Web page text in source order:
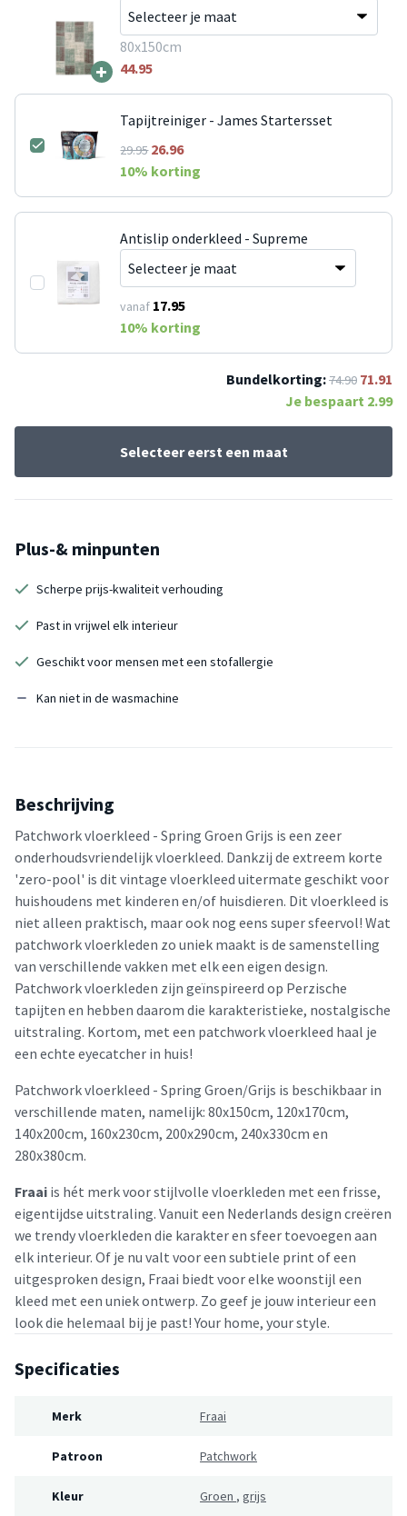
+
80x150cm
44.95
Tapijtreiniger - James Startersset
29.9526.96
10% korting
Antislip onderkleed - Supreme
vanaf 17.95
10% korting
Bundelkorting:74.90 71.91
Je bespaart 2.99
Selecteer eerst een maat
Plus-& minpunten
Scherpe prijs-kwaliteit verhouding
Past in vrijwel elk interieur
Geschikt voor mensen met een stofallergie
Kan niet in de wasmachine
Beschrijving
Patchwork vloerkleed - Spring Groen Grijs is een zeer
onderhoudsvriendelijk vloerkleed. Dankzij de extreem korte
'zero-pool' is dit vintage vloerkleed uitermate geschikt voor
huishoudens met kinderen en/of huisdieren. Dit vloerkleed is
niet alleen praktisch, maar ook nog eens super sfeervol! Wat
patchwork vloerkleden zo uniek maakt is de samenstelling
van verschillende vakken met elk een eigen design.
Patchwork vloerkleden zijn geïnspireerd op Perzische
tapijten en hebben daarom die karakteristieke, nostalgische
uitstraling. Kortom, met een patchwork vloerkleed haal je
een echte eyecatcher in huis!
Patchwork vloerkleed - Spring Groen/Grijs is beschikbaar in
verschillende maten, namelijk: 80x150cm, 120x170cm,
140x200cm, 160x230cm, 200x290cm, 240x330cm en
280x380cm.
Fraai is hét merk voor stijlvolle vloerkleden met een frisse,
eigentijdse uitstraling. Vanuit een Nederlands design creëren
we trendy vloerkleden die karakter en sfeer toevoegen aan
elk interieur. Of je nu valt voor een subtiele print of een
uitgesproken design, Fraai biedt voor elke woonstijl een
kleed met een uniek ontwerp. Zo geef je jouw interieur een
look die helemaal bij je past! Your home, your style.
Specificaties
Merk Fraai
Patroon Patchwork
Kleur Groen , grijs